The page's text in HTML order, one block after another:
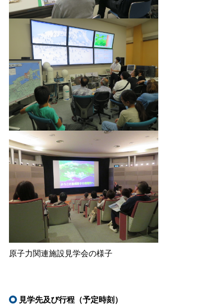
原子力関連施設見学会の様子
見学先及び行程（予定時刻）